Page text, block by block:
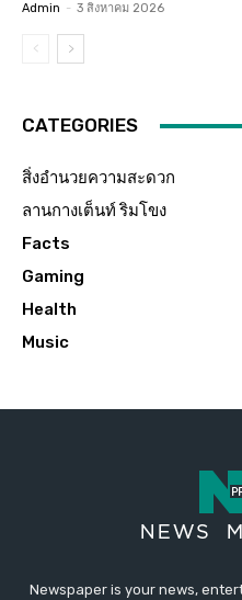
Admin - 3 สิงหาคม 2026
CATEGORIES
สิ่งอำนวยความสะดวก
ลานกางเต็นท์ ริมโขง
Facts
Gaming
Health
Music
Newspaper is your news,